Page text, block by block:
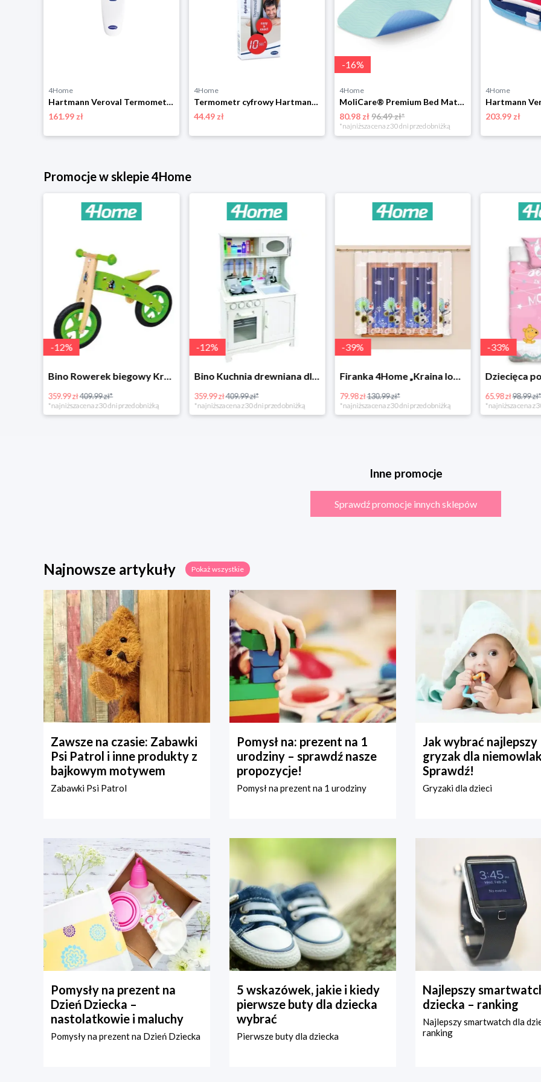
4Home
Hartmann Veroval Termometr dotykowy na podczerwieńGorączka
161.99 zł
4Home
Termometr cyfrowy Hartmann Thermoval Rapid
44.49 zł
-16%
4Home
MoliCare® Premium Bed Mat Textile, 75 x 85 cm Hartmann
80.98 zł96.49 zł*
*najniższa cena z 30 dni przed obniżką
4Home
203.99 zł
Promocje w sklepie 4Home
-12%
Bino Rowerek biegowy Krecik
359.99 zł409.99 zł*
*najniższa cena z 30 dni przed obniżką
-12%
Bino Kuchnia drewniana dla dzieci Provence
359.99 zł409.99 zł*
*najniższa cena z 30 dni przed obniżką
-39%
Firanka 4Home „Kraina lodu” (Frozen)
79.98 zł130.99 zł*
*najniższa cena z 30 dni przed obniżką
-33%
65.98 zł98.99 zł*
*najniższa cena z
Inne promocje
Sprawdź promocje innych sklepów
Najnowsze artykuły Pokaż wszystkie
Zawsze na czasie: Zabawki
Psi Patrol i inne produkty z
bajkowym motywem
Zabawki Psi Patrol
Pomysł na: prezent na 1
urodziny – sprawdź nasze
propozycje!
Pomysł na prezent na 1 urodziny
Jak wybrać najlepszy
gryzak dla
Sprawdź!
Gryzaki dla dzieci
Pomysły na prezent na
Dzień Dziecka –
nastolatkowie i maluchy
Pomysły na prezent na Dzień Dziecka
5 wskazówek, jakie i kiedy
pierwsze buty dla dziecka
wybrać
Pierwsze buty dla dziecka
Najlepszy
dziecka – ranking
Najlepszy smartwatch dla
ranking